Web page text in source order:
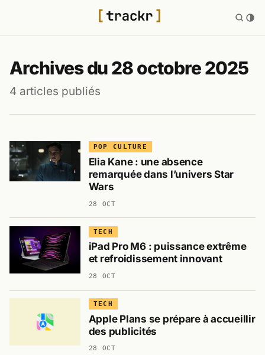
Archives du 28 octobre 2025
4 articles publiés
POP CULTURE
Elia Kane : une absence
remarquée dans l’univers Star
Wars
28 OCT
TECH
iPad Pro M6 : puissance extrême
et refroidissement innovant
28 OCT
TECH
Apple Plans se prépare à accueillir
des publicités
28 OCT